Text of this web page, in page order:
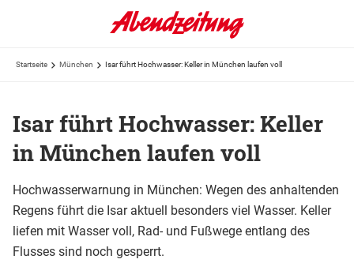
Startseite München Isar führt Hochwasser: Keller in München laufen voll
Isar führt Hochwasser: Keller
in München laufen voll
Hochwasserwarnung in München: Wegen des anhaltenden
Regens führt die Isar aktuell besonders viel Wasser. Keller
liefen mit Wasser voll, Rad- und Fußwege entlang des
Flusses sind noch gesperrt.